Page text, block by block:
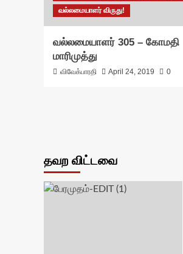
வல்லமையாளர் விருது!
வல்லமையாளர் 305 – கோமதி
மாரிமுத்து
விவேக்பாரதி April 24, 2019 0
தவற விட்டவை